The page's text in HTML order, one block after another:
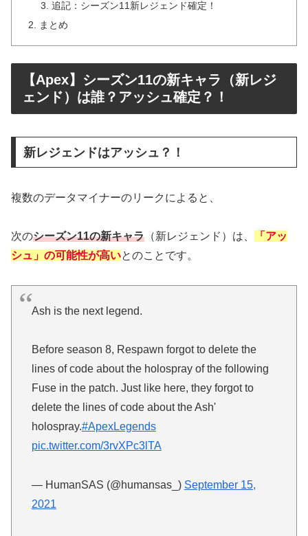
追記：シーズン11新レジェンド確定！
まとめ
【Apex】シーズン11の新キャラ（新レジ
ェンド）は誰？アッシュ確定？！
新レジェンドはアッシュ？！
複数のデータマイナーのリークによると、
次のシーズン11の新キャラ （新レジェンド）は、
「アッ
シュ」の可能性が高いとのことです。
Ash is the next legend.
Before season 8, Respawn forgot to delete the
lines of code about the holospray of the following
Fuse in the patch. Just like here, they forgot to
delete the lines of code about the Ash'
holospray.#ApexLegends
pic.twitter.com/3rvXPc3lTA
— HumanSAS (@humansas_) September 15,
2021